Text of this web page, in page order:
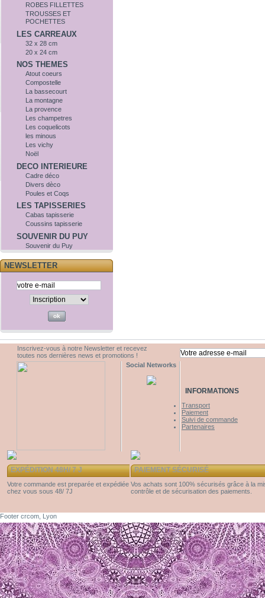
ROBES FILLETTES
TROUSSES ET
POCHETTES
LES CARREAUX
32 x 28 cm
20 x 24 cm
NOS THEMES
Atout coeurs
Compostelle
La bassecourt
La montagne
La provence
Les champetres
Les coquelicots
les minous
Les vichy
Noël
DECO INTERIEURE
Cadre déco
Divers dèco
Poules et Coqs
LES TAPISSERIES
Cabas tapisserie
Coussins tapisserie
SOUVENIR DU PUY
Souvenir du Puy
NEWSLETTER
Inscrivez-vous à notre Newsletter et recevez
toutes nos dernières news et promotions !
Social Networks
INFORMATIONS
Transport
Paiement
Suivi de commande
Partenaires
EXPÉDITION 48H/ 7 J
Votre commande est preparée et expédiée
chez vous sous 48/ 7J
PAIEMENT SÉCURISÉ
Vos achats sont 100% sécurisés grâce à la
contrôle et de sécurisation des paiements.
Footer crcom, Lyon